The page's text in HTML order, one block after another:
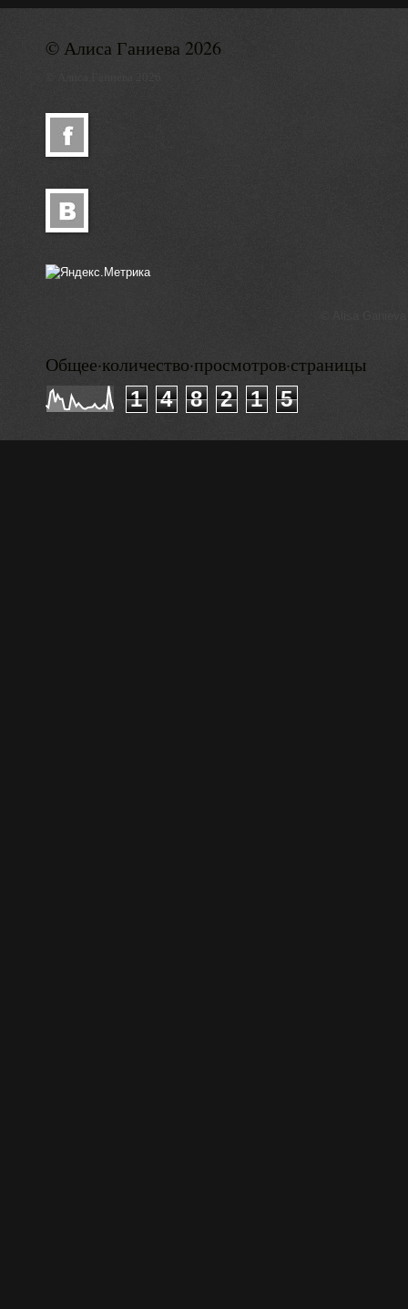
© Алиса Ганиева 2026
Общее·количество·просмотров·страницы
1
4 8 2 1 5